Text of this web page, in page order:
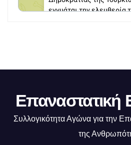
Επαναστατική
Συλλογικότητα Αγώνα για την
της